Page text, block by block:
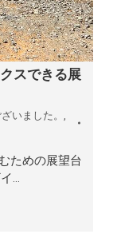
スできる展
いました。
ための展望台
…